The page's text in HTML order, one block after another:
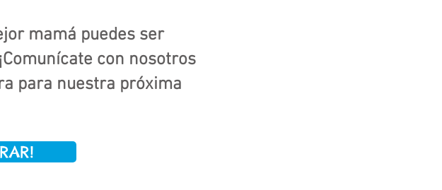
mamá puedes ser
¡Comunícate con nosotros
para nuestra próxima